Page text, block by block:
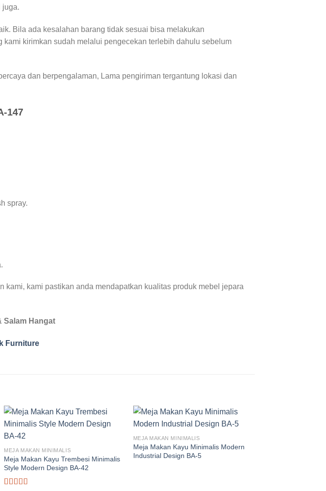
juga.
Bila ada kesalahan barang tidak sesuai bisa melakukan
kirimkan sudah melalui pengecekan terlebih dahulu sebelum
dan berpengalaman, Lama pengiriman tergantung lokasi dan
147
spray.
kami pastikan anda mendapatkan kualitas produk mebel jepara
Salam Hangat
Furniture
MEJA MAKAN MINIMALIS
Meja Makan Kayu Trembesi Minimalis
Style Modern Design BA-42
MEJA MAKAN MINIMALIS
Meja Makan Kayu Minimalis Modern
Industrial Design BA-5